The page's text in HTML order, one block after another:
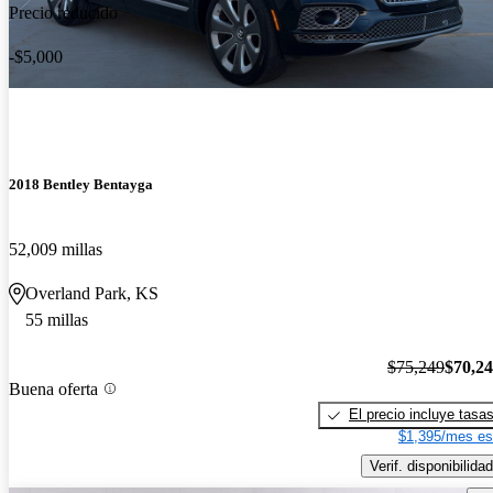
Precio reducido
-$5,000
2018 Bentley Bentayga
52,009 millas
Overland Park, KS
55 millas
Buena oferta
$75,249
El precio incluye tasas
$1,395/mes
Verif. disponibilidad